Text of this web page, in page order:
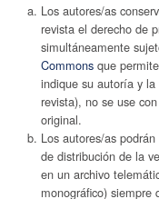
Los autores/as
revista el derecho de
simultáneamente
Commonsque
indique su autoría y
revista), no se use
original.
Los autores/as
de distribución de la
en un archivo
monográfico)